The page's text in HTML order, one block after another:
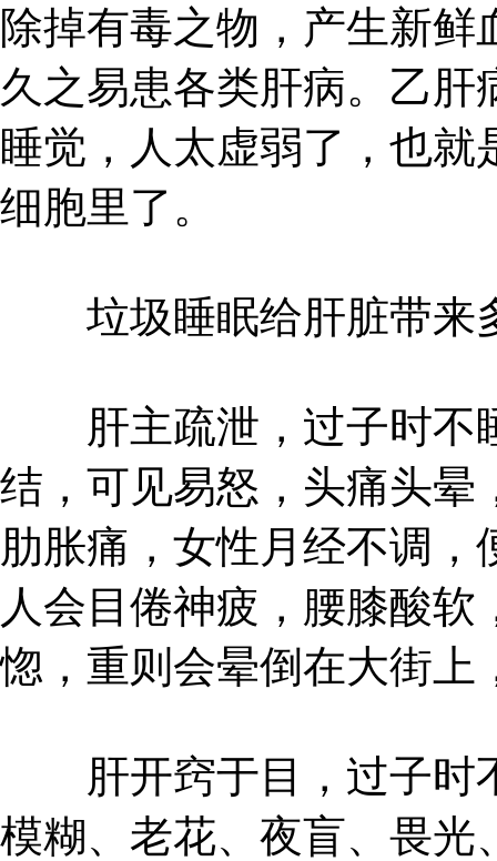
除掉有毒之物，产生新
久之易患各类肝病。乙
睡觉，人太虚弱了，也
细胞里了。
垃圾睡眠给肝脏带来
肝主疏泄，过子时不
结，可见易怒，头痛头晕
肋胀痛，女性月经不调
人会目倦神疲，腰膝酸
惚，重则会晕倒在大街上
肝开窍于目，过子时
模糊、老花、夜盲、畏光